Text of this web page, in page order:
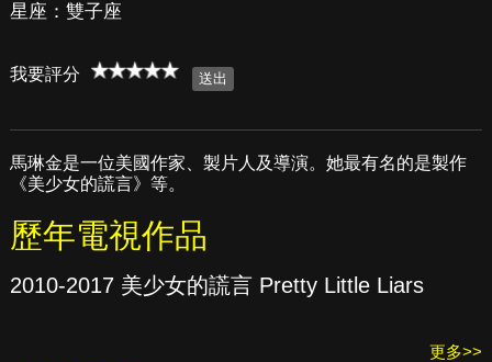
星座：雙子座
我要評分
馬琳金是一位美國作家、製片人及導演。她最有名的是製作
《美少女的謊言》等。
歷年電視作品
2010-2017 美少女的謊言 Pretty Little Liars
更多>>